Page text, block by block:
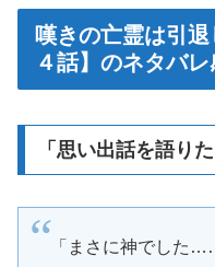
嘆きの亡霊は引
４話】のネタバレ
「思い出話を語りた
「まさに神でした